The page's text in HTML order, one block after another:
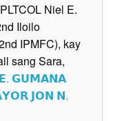
Niel E.
Iloilo
IPMFC), kay
sang Sara,
𝗘. 𝗚𝗨𝗠𝗔𝗡𝗔
𝗝𝗢𝗡 𝗡.